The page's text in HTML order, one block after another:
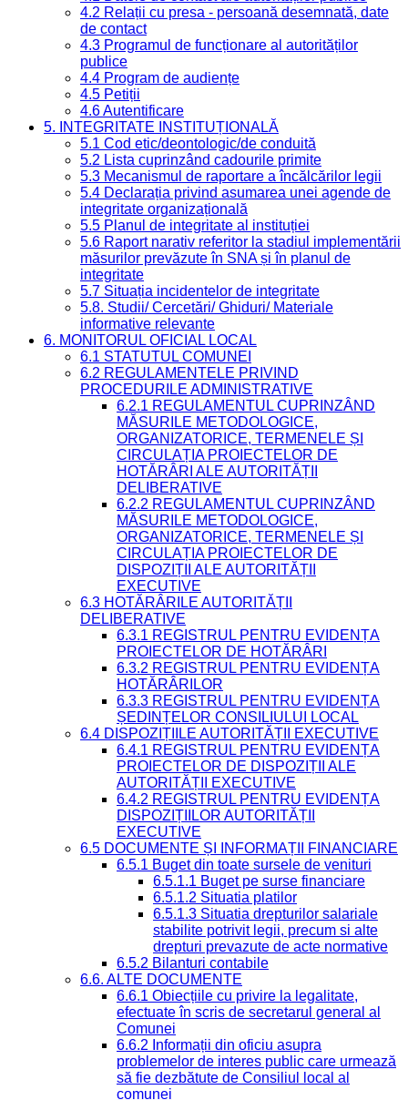
4.2 Relații cu presa - persoană desemnată, date
de contact
4.3 Programul de funcționare al autorităților
publice
4.4 Program de audiențe
4.5 Petiții
4.6 Autentificare
5. INTEGRITATE INSTITUȚIONALĂ
5.1 Cod etic/deontologic/de conduită
5.2 Lista cuprinzând cadourile primite
5.3 Mecanismul de raportare a încălcărilor legii
5.4 Declarația privind asumarea unei agende de
integritate organizațională
5.5 Planul de integritate al instituției
5.6 Raport narativ referitor la stadiul implementării
măsurilor prevăzute în SNA și în planul de
integritate
5.7 Situația incidentelor de integritate
5.8. Studii/ Cercetări/ Ghiduri/ Materiale
informative relevante
6. MONITORUL OFICIAL LOCAL
6.1 STATUTUL COMUNEI
6.2 REGULAMENTELE PRIVIND
PROCEDURILE ADMINISTRATIVE
6.2.1 REGULAMENTUL CUPRINZÂND
MĂSURILE METODOLOGICE,
ORGANIZATORICE, TERMENELE ȘI
CIRCULAȚIA PROIECTELOR DE
HOTĂRÂRI ALE AUTORITĂȚII
DELIBERATIVE
6.2.2 REGULAMENTUL CUPRINZÂND
MĂSURILE METODOLOGICE,
ORGANIZATORICE, TERMENELE ȘI
CIRCULAȚIA PROIECTELOR DE
DISPOZIȚII ALE AUTORITĂȚII
EXECUTIVE
6.3 HOTĂRÂRILE AUTORITĂȚII
DELIBERATIVE
6.3.1 REGISTRUL PENTRU EVIDENȚA
PROIECTELOR DE HOTĂRÂRI
6.3.2 REGISTRUL PENTRU EVIDENȚA
HOTĂRÂRILOR
6.3.3 REGISTRUL PENTRU EVIDENȚA
ȘEDINȚELOR CONSILIULUI LOCAL
6.4 DISPOZIȚIILE AUTORITĂȚII EXECUTIVE
6.4.1 REGISTRUL PENTRU EVIDENȚA
PROIECTELOR DE DISPOZIȚII ALE
AUTORITĂȚII EXECUTIVE
6.4.2 REGISTRUL PENTRU EVIDENȚA
DISPOZIȚIILOR AUTORITĂȚII
EXECUTIVE
6.5 DOCUMENTE ȘI INFORMAȚII FINANCIARE
6.5.1 Buget din toate sursele de venituri
6.5.1.1 Buget pe surse financiare
6.5.1.2 Situatia platilor
6.5.1.3 Situatia drepturilor salariale
stabilite potrivit legii, precum si alte
drepturi prevazute de acte normative
6.5.2 Bilanturi contabile
6.6. ALTE DOCUMENTE
6.6.1 Obiecțiile cu privire la legalitate,
efectuate în scris de secretarul general al
Comunei
6.6.2 Informații din oficiu asupra
problemelor de interes public care urmează
să fie dezbătute de Consiliul local al
comunei